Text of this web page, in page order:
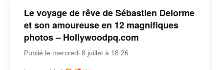
Le voyage de rêve de Sébastien Delorme
et son amoureuse en 12 magnifiques
photos – Hollywoodpq.com
Publié le mercredi 8 juillet à 18:26